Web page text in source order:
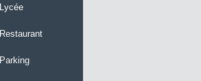
Lycée
Restaurant
Parking